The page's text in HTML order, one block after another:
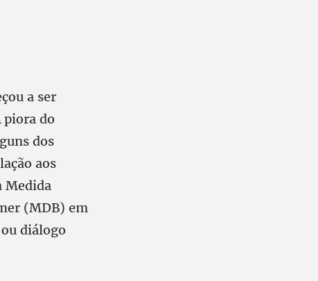
a ser
piora do
dos
aos
Medida
(MDB) em
diálogo